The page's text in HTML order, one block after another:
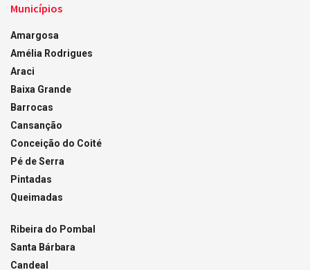
Municípios
Amargosa
Amélia Rodrigues
Araci
Baixa Grande
Barrocas
Cansanção
Conceição do Coité
Pé de Serra
Pintadas
Queimadas
Ribeira do Pombal
Santa Bárbara
Candeal